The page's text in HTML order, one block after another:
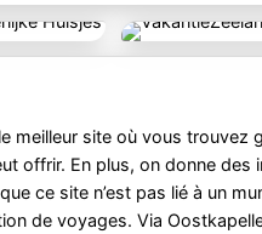
meilleur site où vous trouvez
offrir. En plus, on donne des
ce site n’est pas lié à un
de voyages. Via